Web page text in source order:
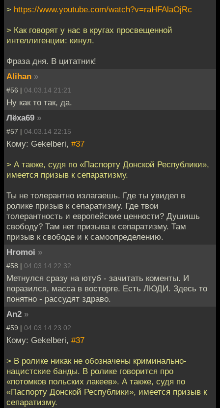
> https://www.youtube.com/watch?v=raHFAlaOjRc
> Как говорят у нас в кругах просвещенной
интеллигенции: кинул.
Фраза дня. В цитатник!
Alihan »
#56 | 04.03.14 21:21
Ну как то так, да.
Лёха69 »
#57 | 04.03.14 22:15
Кому: Gekelberi, #37
> А также, судя по «Паспорту Донской Республики»,
имеется призыв к сепаратизму.
Ты не толерантно излагаешь. Где ты увидел в
ролике призыв к сепаратизму. Где твои
толерантность и европейские ценности? Душишь
свободу? Там нет призыва к сепаратизму. Там
призыв к свободе и к самоопределению.
Hromoi »
#58 | 04.03.14 22:32
Метнулся сразу на ютуб - зачитать коменты. И
поразился, масса в восторге. Есть ЛЮДИ. Здесь то
понятно - рассудят здраво.
An2 »
#59 | 04.03.14 23:02
Кому: Gekelberi, #37
> В ролике никак не обозначены криминально-
нацистские банды. В ролике говорится про
«потомков польских лакеев». А также, судя по
«Паспорту Донской Республики», имеется призыв к
сепаратизму.